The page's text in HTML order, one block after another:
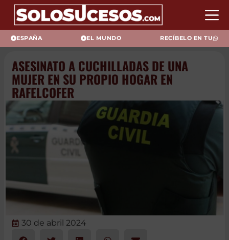
ESPAÑA EL MUNDO RECÍBELO EN TU
ASESINATO A CUCHILLADAS DE
UNA MUJER EN SU PROPIO
HOGAR EN RAFELCOFER
30 de abril 2024